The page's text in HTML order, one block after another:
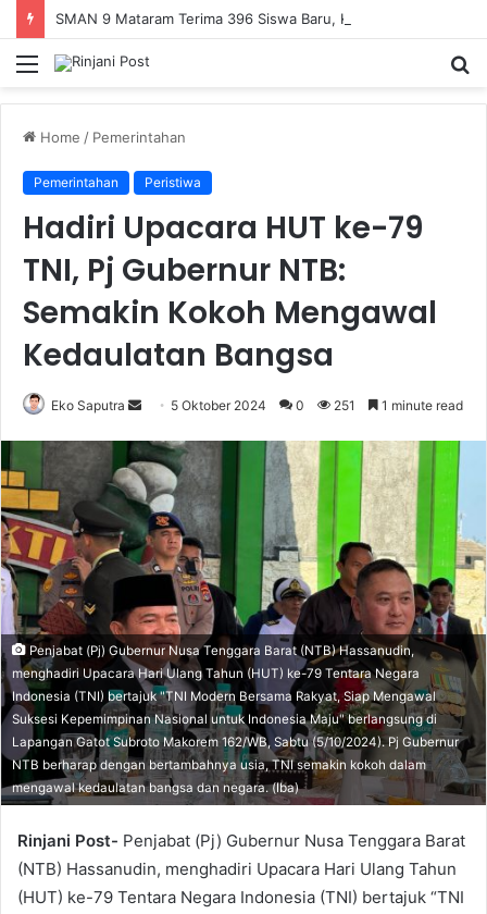
Menu
Home / Pemerintahan
Pemerintahan Peristiwa
Hadiri Upacara HUT ke-79
TNI, Pj Gubernur NTB:
Semakin Kokoh Mengawal
Kedaulatan Bangsa
Eko Saputra
Send
email
5 Oktober 2024 0 251 1 minute read
Penjabat (Pj) Gubernur Nusa Tenggara Barat (NTB) Hassanudin,
menghadiri Upacara Hari Ulang Tahun (HUT) ke-79 Tentara Negara
Indonesia (TNI) bertajuk "TNI Modern Bersama Rakyat, Siap Mengawal
Suksesi Kepemimpinan Nasional untuk Indonesia Maju" berlangsung di
Lapangan Gatot Subroto Makorem 162/WB, Sabtu (5/10/2024). Pj Gubernur
NTB berharap dengan bertambahnya usia, TNI semakin kokoh dalam
mengawal kedaulatan bangsa dan negara. (Iba)
Rinjani Post- Penjabat (Pj) Gubernur Nusa Tenggara Barat
(NTB) Hassanudin, menghadiri Upacara Hari Ulang Tahun
(HUT) ke-79 Tentara Negara Indonesia (TNI) bertajuk “TNI